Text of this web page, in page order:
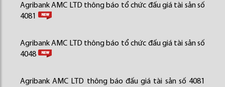
Agribank AMC LTD thông báo tổ chức đấu giá tài sản số
4081
Agribank AMC LTD thông báo tổ chức đấu giá tài sản số
4048
Agribank AMC LTD thông báo đấu giá tài sản số 4081